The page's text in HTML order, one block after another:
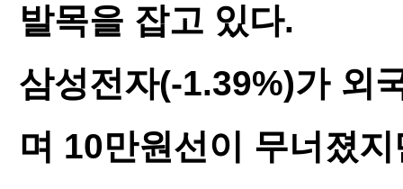
발목을 잡고 있다.
삼성전자(-1.39%)가 외
며 10만원선이 무너졌